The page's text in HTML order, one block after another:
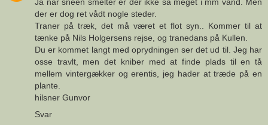
der er dog ret vådt nogle steder.
Traner på træk, det må været et flot syn.. Kommer til at
tænke på Nils Holgersens rejse, og tranedans på Kullen.
Du er kommet langt med oprydningen ser det ud til. Jeg har
osse travlt, men det kniber med at finde plads til en tå
mellem vintergækker og erentis, jeg hader at træde på en
plante.
hilsner Gunvor
Svar